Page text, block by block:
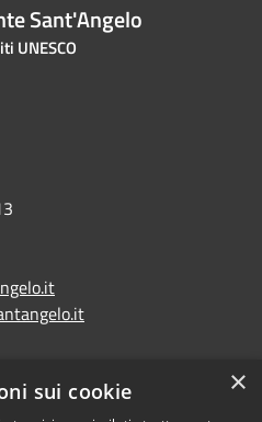
Sant'Angelo
UNESCO
TelegramWhatsapp ×
sui cookie